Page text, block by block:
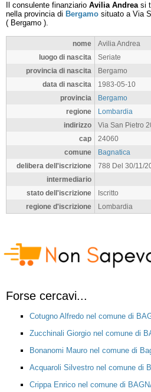
Il consulente finanziario Avilia Andreasi
nella provincia di Bergamo situato a Via
( Bergamo ).
nome
Avilia Andrea
luogo di nascita
Seriate
provincia di nascita
Bergamo
data di nascita
1983-05-10
provincia
Bergamo
regione
Lombardia
indirizzo
Via San Pietro
cap
24060
comune
Bagnatica
delibera dell'iscrizione
788 Del 30/11/
intermediario
stato dell'iscrizione
Iscritto
regione d'iscrizione
Lombardia
Forse cercavi...
Cotugno Alfredo nel comune di
Zucchinali Giorgio nel comune di
Bonanomi Mauro nel comune di
Acquaroli Silvestro nel comune di
Crippa Enrico nel comune di